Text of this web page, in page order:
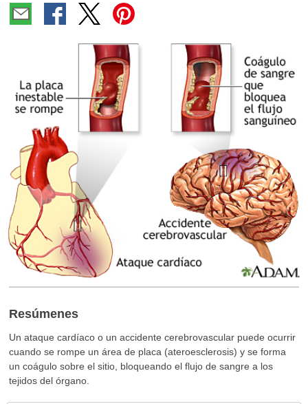
Resúmenes
Un ataque cardíaco o un accidente cerebrovascular puede ocurrir
cuando se rompe un área de placa (ateroesclerosis) y se forma
un coágulo sobre el sitio, bloqueando el flujo de sangre a los
tejidos del órgano.